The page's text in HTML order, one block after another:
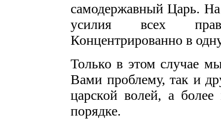
самодержавный Царь.
усилия всех
Концентрированно в
Только в этом случае
Вами проблему, так и
царской волей, а
порядке.